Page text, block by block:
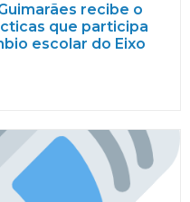
recibe o
que participa
escolar do Eixo